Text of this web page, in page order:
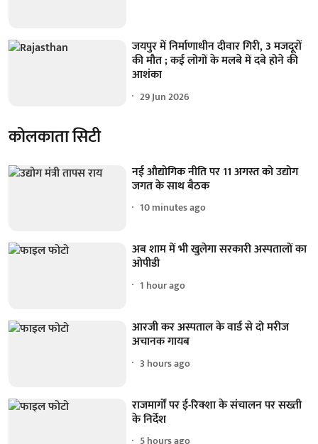
जयपुर में निर्माणाधीन दीवार गिरी, 3 मजदूरों
की मौत ; कई लोगों के मलबे में दबे होने की
आशंका
29 Jun 2026
कोलकाता सिटी
नई औद्योगिक नीति पर 11 अगस्त को उद्योग
जगत के साथ बैठक
10 minutes ago
अब शाम में भी खुलेगा सरकारी अस्पतालों का
ओपीडी
1 hour ago
आरजी कर अस्पताल के वार्ड से दो मरीज
अचानक गायब
3 hours ago
राजमार्गों पर ई-रिक्शा के संचालन पर सख्ती
के निर्देश